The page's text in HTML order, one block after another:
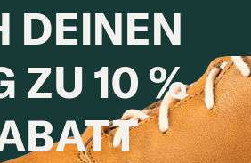
DEINEN
ZU 10 %